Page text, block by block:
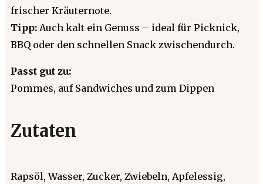
frischer Kräuternote.
Tipp: Auch kalt ein Genuss – ideal für Picknick,
BBQ oder den schnellen Snack zwischendurch.
Passt gut zu:
Pommes, auf Sandwiches und zum Dippen
Zutaten
Rapsöl, Wasser, Zucker, Zwiebeln, Apfelessig,